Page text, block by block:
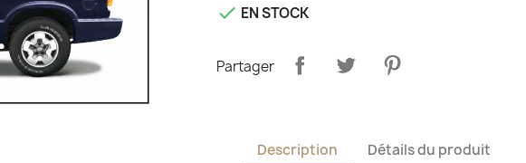
 EN STOCK
Partager
Description Détails du produit